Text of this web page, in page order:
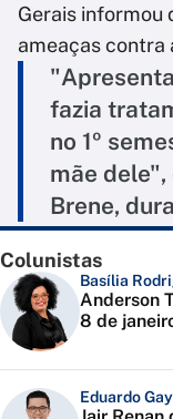
Gerais informou
ameaças contra
fazia
no 1º
mãe
Brene,
Colunistas
Basília
Anderson
8 de
Eduardo